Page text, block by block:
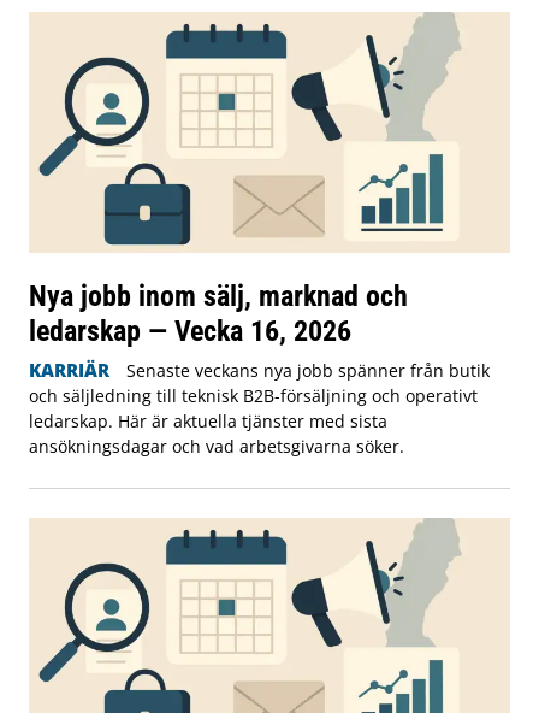
Nya jobb inom sälj, marknad och
ledarskap — Vecka 16, 2026
KARRIÄR
Senaste veckans nya jobb spänner från butik
och säljledning till teknisk B2B-försäljning och operativt
ledarskap. Här är aktuella tjänster med sista
ansökningsdagar och vad arbetsgivarna söker.